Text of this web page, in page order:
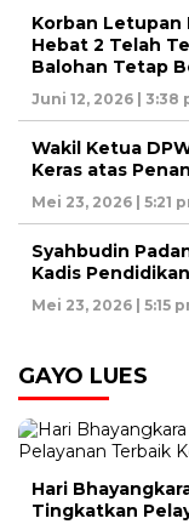
Korban Letupan
Hebat 2 Telah
Balohan Tetap
Juni 12, 2026 | 3:38
Wakil Ketua
Keras atas
Mei 23, 2026 | 5:21
Syahbudin
Kadis
Mei 23, 2026 | 5:15
GAYO LUES
Hari
Tingkatkan